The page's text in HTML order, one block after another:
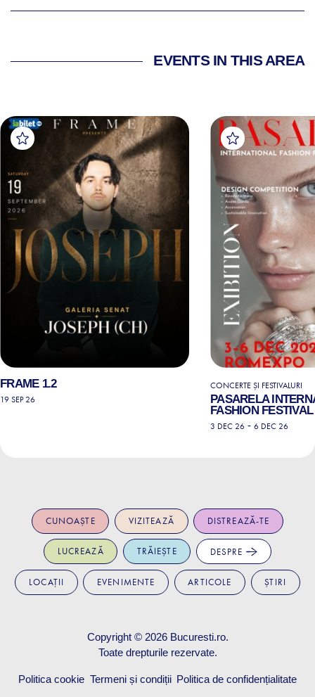
EVENTS IN THIS AREA
FRAME 1.2
19 SEP 26
CONCERTE ȘI FESTIVALURI
PASARELA
FASHION
3 DEC 26 - 6 DEC 26
CUNOAȘTE VIZITEAZĂ DISTREAZĂ-TE
LUCREAZĂ TRĂIEȘTE DESPRE
LOCAȚII EVENIMENTE ARTICOLE ȘTIRI
Copyright © 2026 Bucuresti.ro.
Toate drepturile rezervate.
Politica cookie Termeni și condiții Politica de confidențialitate